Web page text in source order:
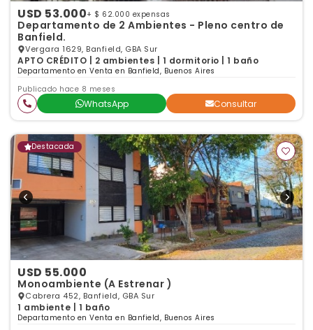
USD 53.000+ $ 62.000 expensas
Departamento de 2 Ambientes - Pleno centro de
Banfield.
Vergara 1629, Banfield, GBA Sur
APTO CRÉDITO | 2 ambientes | 1 dormitorio | 1 baño
Departamento en Venta en Banfield, Buenos Aires
Publicado hace 8 meses
WhatsApp Consultar
Destacada
USD 55.000
Monoambiente (A Estrenar )
Cabrera 452, Banfield, GBA Sur
1 ambiente | 1 baño
Departamento en Venta en Banfield, Buenos Aires